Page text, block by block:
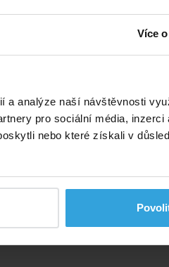
Více
a analýze naší návštěvnosti
pro sociální média, inzerci
nebo které získali v
Skladem > 50 ks
115,- Kč